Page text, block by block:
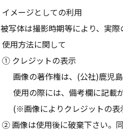
イメージとしての利用
被写体は撮影時期等により、実
使用方法に関して
① クレジットの表示
画像の著作権は、(公社)鹿児
使用の際には、備考欄に記載
(※画像によりクレジットの表
② 画像は使用後に破棄下さい。